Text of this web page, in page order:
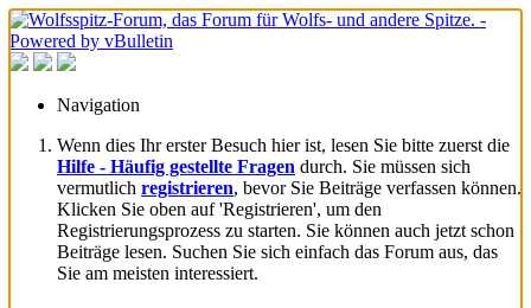
Navigation
Wenn dies Ihr erster Besuch hier ist, lesen Sie bitte zuerst die
Hilfe - Häufig gestellte Fragen durch. Sie müssen sich
vermutlich registrieren, bevor Sie Beiträge verfassen können.
Klicken Sie oben auf 'Registrieren', um den
Registrierungsprozess zu starten. Sie können auch jetzt schon
Beiträge lesen. Suchen Sie sich einfach das Forum aus, das
Sie am meisten interessiert.